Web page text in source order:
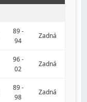
89 -
94
Zadná
96 -
02
Zadná
89 -
98
Zadná